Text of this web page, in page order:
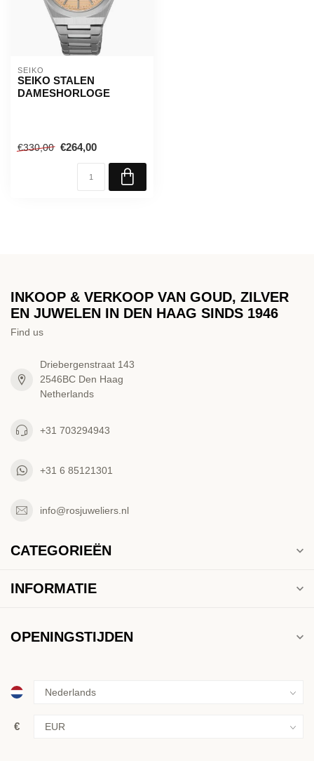
SEIKO
SEIKO STALEN
DAMESHORLOGE
€330,00 €264,00
INKOOP & VERKOOP VAN GOUD, ZILVER
EN JUWELEN IN DEN HAAG SINDS 1946
Find us
Driebergenstraat 143
2546BC Den Haag
Netherlands
+31 703294943
+31 6 85121301
info@rosjuweliers.nl
CATEGORIEËN
INFORMATIE
OPENINGSTIJDEN
€